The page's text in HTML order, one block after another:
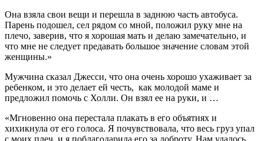
Она взяла свои вещи и перешла в заднюю часть автобуса.
Парень подошел, сел рядом со мной, положил руку мне на
плечо, заверив, что я хорошая мать и делаю замечательно, и
что мне не следует предавать большое значение словам этой
женщины.»
Мужчина сказал Джесси, что она очень хорошо ухаживает за
ребенком, и это делает ей честь, как молодой маме и
предложил помочь с Холли. Он взял ее на руки, и …
«Мгновенно она перестала плакать в его объятиях и
хихикнула от его голоса. Я почувствовала, что весь груз упал
с моих плеч, и я поблагодарила его за доброту. Нам удалось